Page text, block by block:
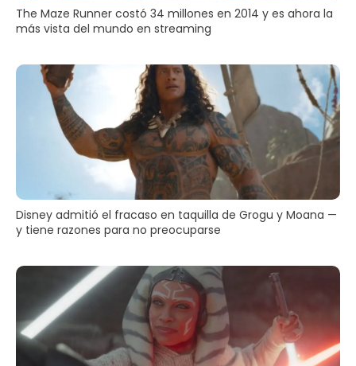
The Maze Runner costó 34 millones en 2014 y es ahora la
más vista del mundo en streaming
Disney admitió el fracaso en taquilla de Grogu y Moana —
y tiene razones para no preocuparse